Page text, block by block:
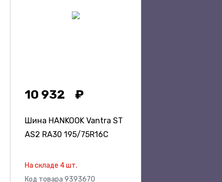
10 932
Шина HANKOOK Vantra ST
AS2 RA30 195/75R16C
На складе 4 шт.
Код товара 9393670